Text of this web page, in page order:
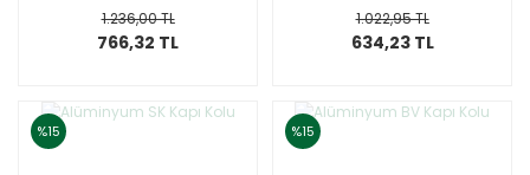
1.236,00 TL
766,32 TL
1.022,95 TL
634,23 TL
%15 %15